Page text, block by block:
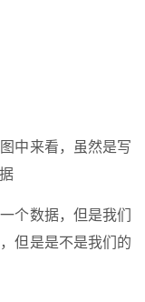
中来看，虽然是写
个数据，但是我们
但是是不是我们的